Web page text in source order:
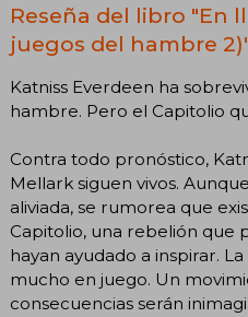
Reseña del libro "En
juegos del hambre
Katniss Everdeen ha
hambre. Pero el Capitolio
Contra todo pronóstico,
Mellark siguen vivos.
aliviada, se rumorea que
Capitolio, una rebelión que
hayan ayudado a inspirar.
mucho en juego. Un
consecuencias serán